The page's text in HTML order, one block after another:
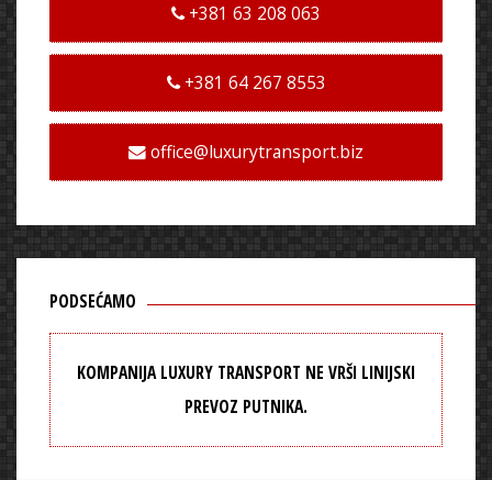
+381 63 208 063
+381 64 267 8553
office@luxurytransport.biz
PODSEĆAMO
KOMPANIJA LUXURY TRANSPORT NE VRŠI LINIJSKI
PREVOZ PUTNIKA.